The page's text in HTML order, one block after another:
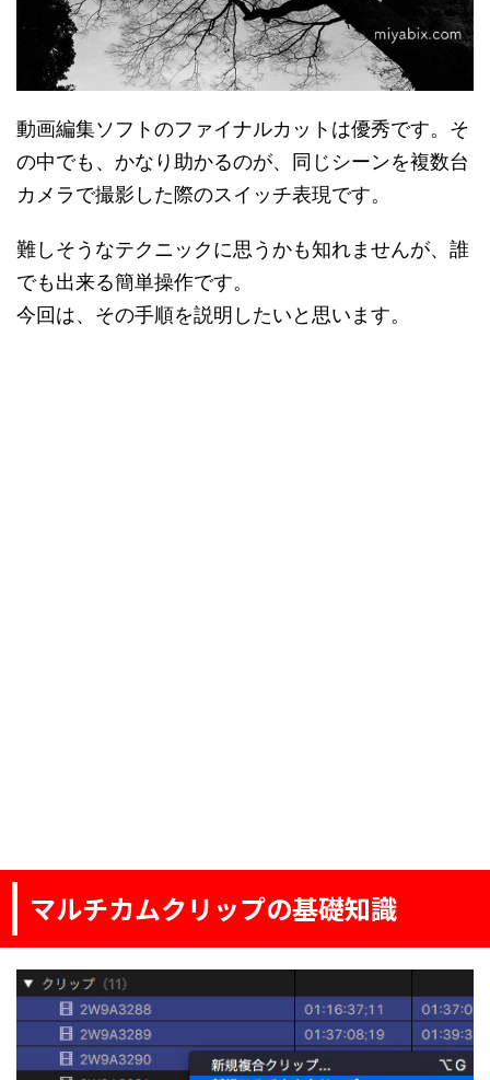
動画編集ソフトのファイナルカットは優秀です。そ
の中でも、かなり助かるのが、同じシーンを複数台
カメラで撮影した際のスイッチ表現です。
難しそうなテクニックに思うかも知れませんが、誰
でも出来る簡単操作です。
今回は、その手順を説明したいと思います。
マルチカムクリップの基礎知識